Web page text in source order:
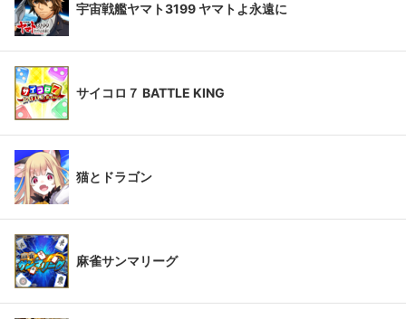
宇宙戦艦ヤマト3199 ヤマトよ永遠に
サイコロ７ BATTLE KING
猫とドラゴン
麻雀サンマリーグ